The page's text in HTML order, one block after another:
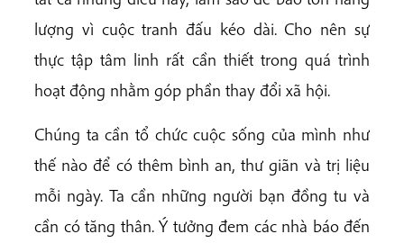
lượng vì cuộc tranh đấu kéo dài. Cho nên sự
thực tập tâm linh rất cần thiết trong quá trình
hoạt động nhằm góp phần thay đổi xã hội.
Chúng ta cần tổ chức cuộc sống của mình như
thế nào để có thêm bình an, thư giãn và trị liệu
mỗi ngày. Ta cần những người bạn đồng tu và
cần có tăng thân. Ý tưởng đem các nhà báo đến